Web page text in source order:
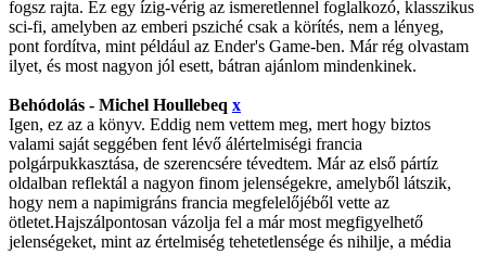
fogsz rajta. Ez egy ízig-vérig az ismeretlennel foglalkozó, klasszikus
sci-fi, amelyben az emberi psziché csak a körítés, nem a lényeg,
pont fordítva, mint például az Ender's Game-ben. Már rég olvastam
ilyet, és most nagyon jól esett, bátran ajánlom mindenkinek.
Behódolás - Michel Houllebeq x
Igen, ez az a könyv. Eddig nem vettem meg, mert hogy biztos
valami saját seggében fent lévő álértelmiségi francia
polgárpukkasztása, de szerencsére tévedtem. Már az első pártíz
oldalban reflektál a nagyon finom jelenségekre, amelyből látszik,
hogy nem a napimigráns francia megfelelőjéből vette az
ötletet.Hajszálpontosan vázolja fel a már most megfigyelhető
jelenségeket, mint az értelmiség tehetetlensége és nihilje, a média